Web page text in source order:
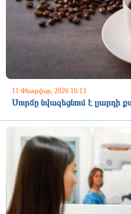
11 Փետրվար, 2026 16:13
Սուրճը նվազեցնում է լյարդի